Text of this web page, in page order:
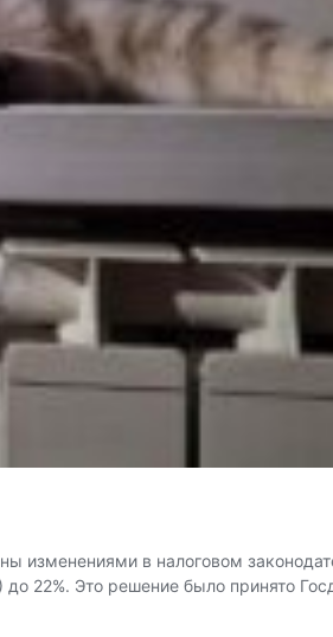
изменениями в налоговом
22%. Это решение было принято